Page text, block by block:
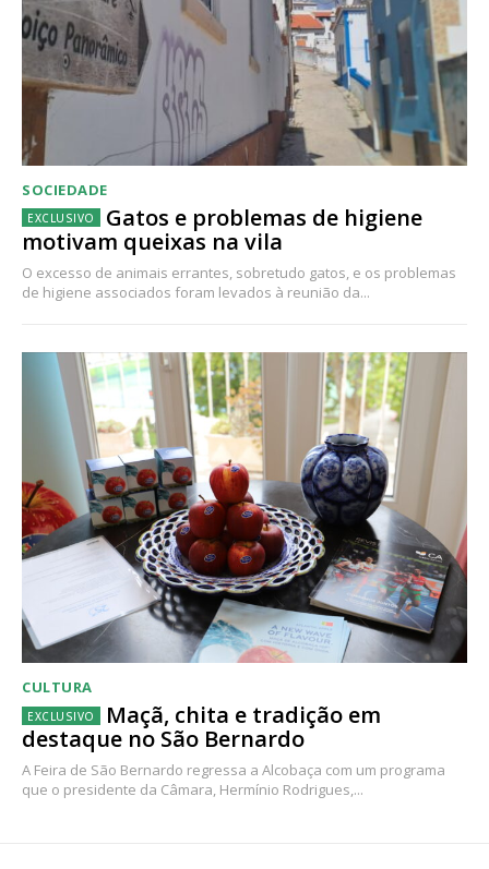
SOCIEDADE
Gatos e problemas de higiene
motivam queixas na vila
O excesso de animais errantes, sobretudo gatos, e os problemas
de higiene associados foram levados à reunião da...
CULTURA
Maçã, chita e tradição em
destaque no São Bernardo
A Feira de São Bernardo regressa a Alcobaça com um programa
que o presidente da Câmara, Hermínio Rodrigues,...